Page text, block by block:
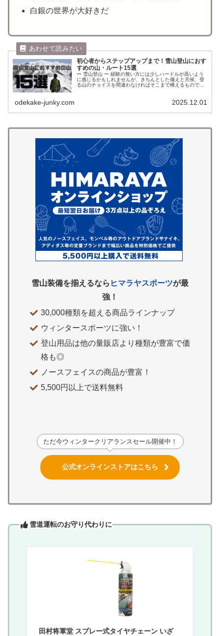
白銀の世界が大好きだ
初心者からステップアップまで！雪山登山におす
すめの山・ルート15選
ー 雪山登山 ー 経験の無い方には少しハードルが高いよう
に感じるかもしれませんが、きちんとした備えと天候、登
る山のチョイスを間違わなければそこまで構えるものでは
odekake-junky.com 2025.12.01
雪山装備を揃えるなら ヒマラヤスポーツが最
強！
30,000種類を超える商品ラインナップ
ウィンタースポーツに強い！
登山用品は他の量販店より種類が豊富で価
格も◎
ノースフェイスの商品が豊富！
5,500円以上で送料無料
ただ今ウィンタークリアランスセール開催中！
公式オンラインストアはこちら
雪道運転のお守り代わりに
田村将軍堂 スプレー式タイヤチェーン いざ